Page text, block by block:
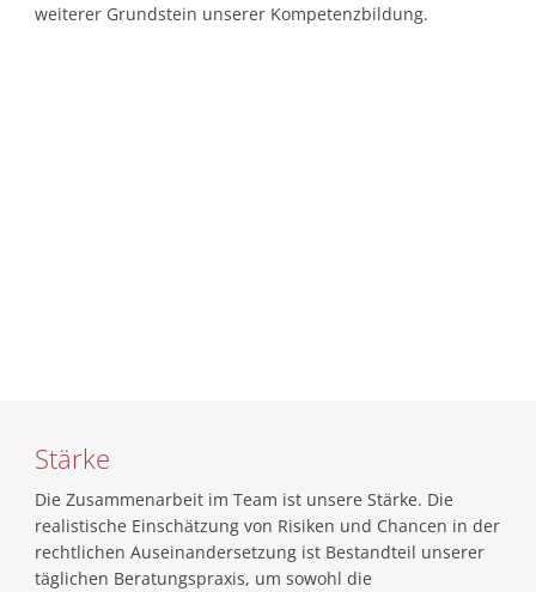
weiterer Grundstein unserer Kompetenzbildung.
Stärke
Die Zusammenarbeit im Team ist unsere Stärke. Die
realistische Einschätzung von Risiken und Chancen in der
rechtlichen Auseinandersetzung ist Bestandteil unserer
täglichen Beratungspraxis, um sowohl die